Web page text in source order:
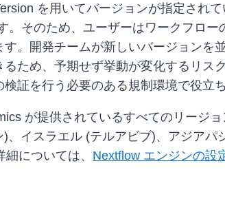
を用いてバージョンが指定され
そのため、ユーザーはワークフロ
。開発チームが新しいバージョンを
ため、予期せず挙動が変化するリス
証を行う必要のある規制環境で役立ち
が提供されているすべてのリージ
イスラエル (テルアビブ)、アジア
については、 Nextflow エンジンの設